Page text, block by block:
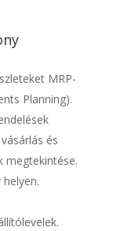
MRP-
Planning).
és
megtekintése.